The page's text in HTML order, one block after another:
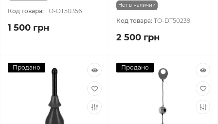
Код товара: TO-DT50356
1 500 грн
Нет в наличии
Код товара: TO-DT50239
2 500 грн
Продано Продано